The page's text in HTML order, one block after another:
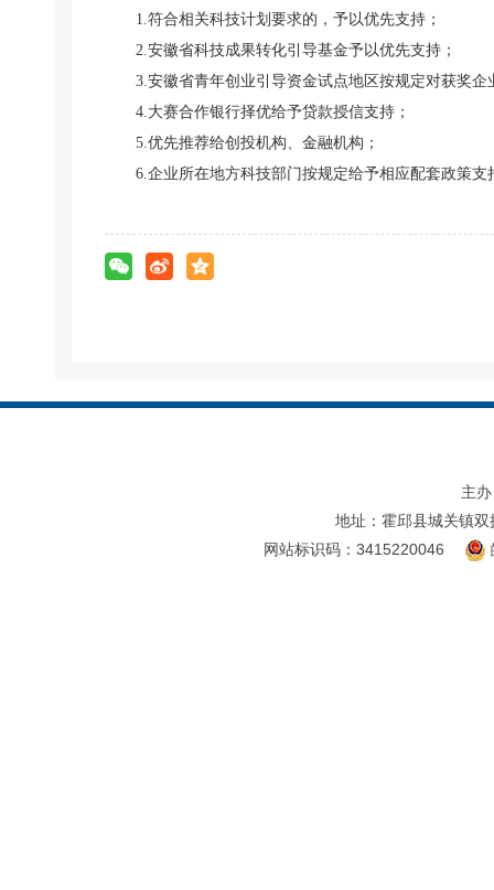
1.符合相关科技计划要求的，予以优先支持；
2.安徽省科技成果转化引导基金予以优先支持；
3.安徽省青年创业引导资金试点地区按规定对获奖企
4.大赛合作银行择优给予贷款授信支持；
5.优先推荐给创投机构、金融机构；
6.企业所在地方科技部门按规定给予相应配套政策支
主
地址：霍邱县城关镇双
网站标识码：3415220046